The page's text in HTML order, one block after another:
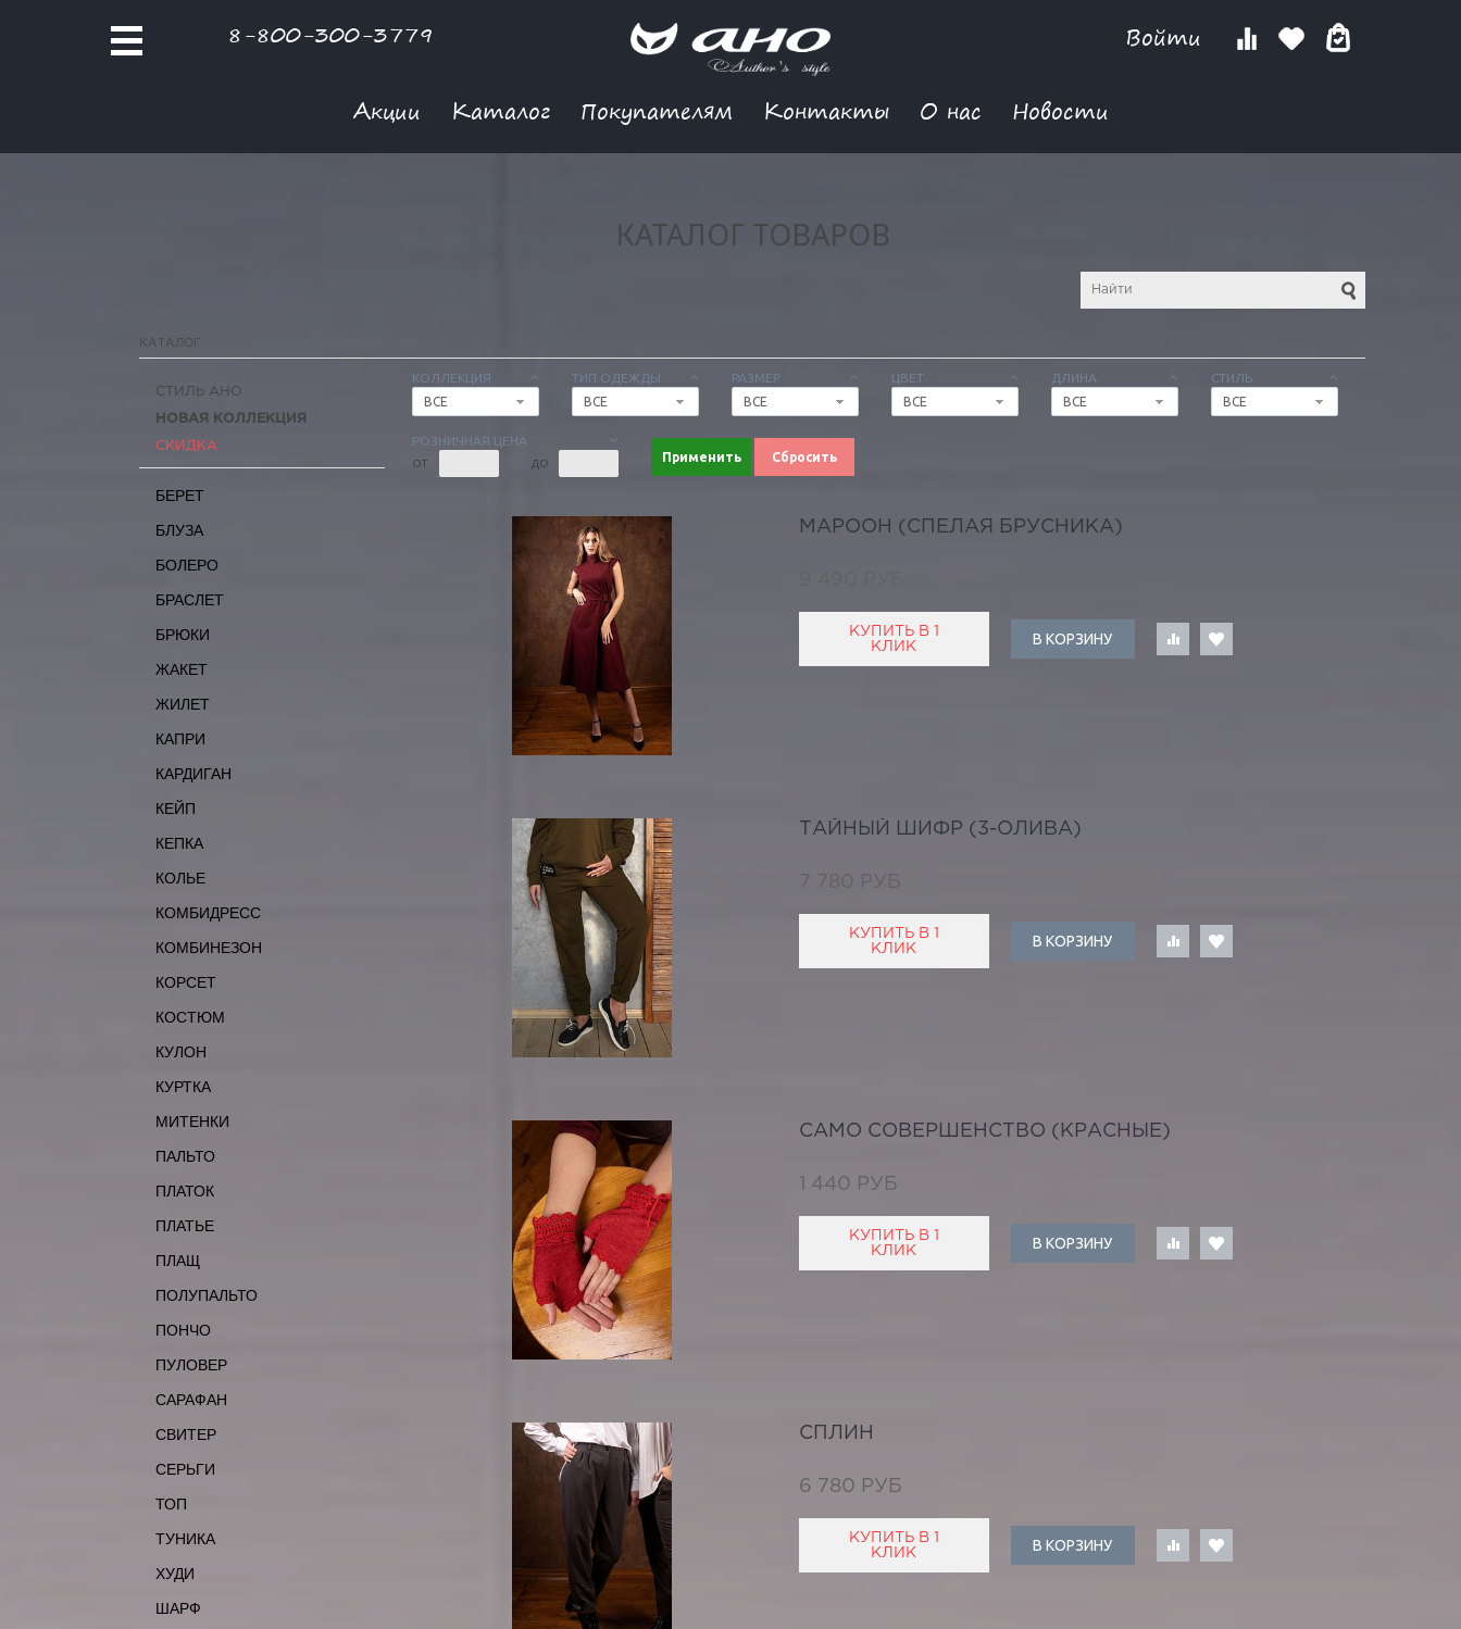
8-800-300-3779 Войти
Акции Каталог Покупателям Контакты О нас Новости
КАТАЛОГ ТОВАРОВ
КАТАЛОГ
КОЛЛЕКЦИЯ
ВСЕ
ТИП ОДЕЖДЫ
ВСЕ
РАЗМЕР
ВСЕ
ЦВЕТ
ВСЕ
ДЛИНА
ВСЕ
СТИЛЬ
ВСЕ
РОЗНИЧНАЯ ЦЕНА
ОТ ДО Применить Сбросить
СТИЛЬ АНО
НОВАЯ КОЛЛЕКЦИЯ
СКИДКА
БЕРЕТ
БЛУЗА
БОЛЕРО
БРАСЛЕТ
БРЮКИ
ЖАКЕТ
ЖИЛЕТ
КАПРИ
КАРДИГАН
КЕЙП
КЕПКА
КОЛЬЕ
КОМБИДРЕСС
КОМБИНЕЗОН
КОРСЕТ
КОСТЮМ
КУЛОН
КУРТКА
МИТЕНКИ
ПАЛЬТО
ПЛАТОК
ПЛАТЬЕ
ПЛАЩ
ПОЛУПАЛЬТО
ПОНЧО
ПУЛОВЕР
САРАФАН
СВИТЕР
СЕРЬГИ
ТОП
ТУНИКА
ХУДИ
ШАРФ
МАРООН (СПЕЛАЯ БРУСНИКА)
КУПИТЬ В 1
КЛИК
В КОРЗИНУ
ТАЙНЫЙ ШИФР (3-ОЛИВА)
7 780 РУБ
КУПИТЬ В 1
КЛИК
В КОРЗИНУ
САМО СОВЕРШЕНСТВО (КРАСНЫЕ)
1 440 РУБ
КУПИТЬ В 1
КЛИК
В КОРЗИНУ
СПЛИН
6 780 РУБ
КУПИТЬ В 1
КЛИК
В КОРЗИНУ